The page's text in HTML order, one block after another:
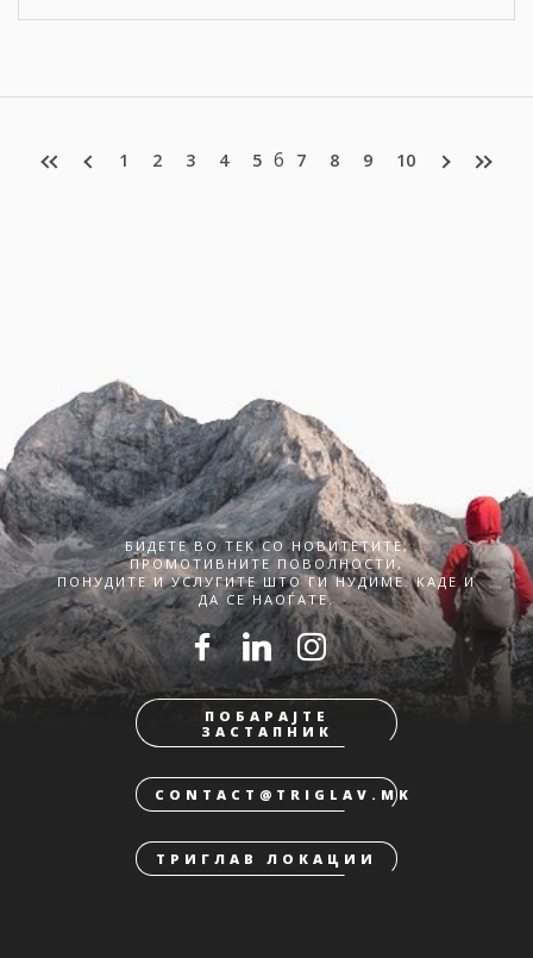
1 2 3 4 5 6 7 8 9 10
БИДЕТЕ ВО ТЕК СО НОВИТЕТИТЕ,
ПРОМОТИВНИТЕ ПОВОЛНОСТИ,
ПОНУДИТЕ И УСЛУГИТЕ ШТО ГИ НУДИМЕ. КАДЕ И
ДА СЕ НАОЃАТЕ.
ПОБАРАЈТЕ
ЗАСТАПНИК
CONTACT@TRIGLAV.MK
ТРИГЛАВ ЛОКАЦИИ